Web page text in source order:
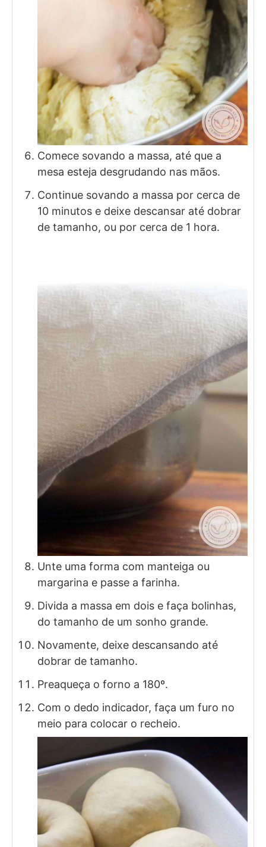
Comece sovando a massa, até que a
mesa esteja desgrudando nas mãos.
Continue sovando a massa por cerca de
10 minutos e deixe descansar até dobrar
de tamanho, ou por cerca de 1 hora.
Unte uma forma com manteiga ou
margarina e passe a farinha.
Divida a massa em dois e faça bolinhas,
do tamanho de um sonho grande.
Novamente, deixe descansando até
dobrar de tamanho.
Preaqueça o forno a 180º.
Com o dedo indicador, faça um furo no
meio para colocar o recheio.